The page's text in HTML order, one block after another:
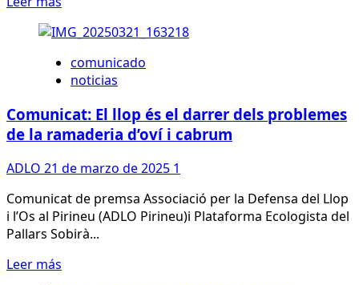
sobre
sociedad
civil
exige
que
se
respete
a
la
ciencia
frente
comunicado
noticias
Comunicat: El llop és el darrer dels problemes
de la ramaderia d’oví i cabrum
ADLO 21 de marzo de 2025 1
Comunicat de premsa Associació per la Defensa del Llop
i l’Os al Pirineu (ADLO Pirineu)i Plataforma Ecologista del
Pallars Sobirà...
Leer más